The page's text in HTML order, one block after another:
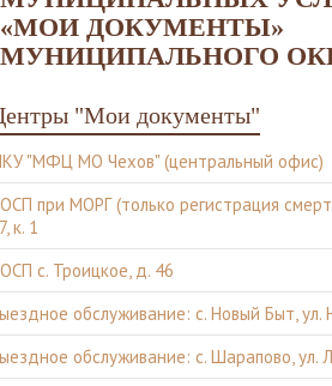
«МОИ ДОКУМЕНТЫ»
МУНИЦИПАЛЬНОГО
"Мои документы"
"МФЦ МО Чехов" (центральный офис)
при МОРГ (только регистрация
к. 1
с. Троицкое, д. 46
обслуживание: с. Новый Быт, ул.
обслуживание: с. Шарапово, ул.